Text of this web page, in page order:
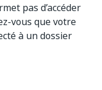
pas d’accéder
vous que votre
à un dossier